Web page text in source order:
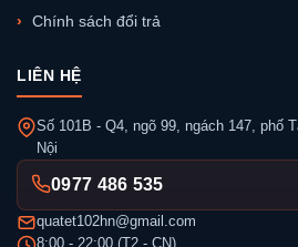
Chính sách đổi trả
LIÊN HỆ
Số 101B - Q4, ngõ 99, ngách 147, phố
Nội
0977 486 535
quatet102hn@gmail.com
8:00 - 22:00 (T2 - CN)